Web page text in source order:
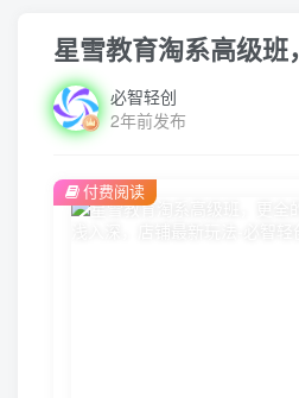
星雪教育淘系高级
必智轻创
2年前发布
付费阅读